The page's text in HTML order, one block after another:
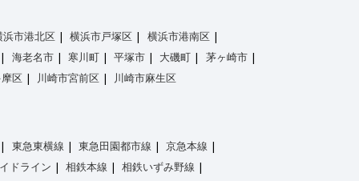
浜市港北区 横浜市戸塚区
横浜市港南区
海老名市 寒川町 平塚市 大磯町
茅ヶ崎市
区 川崎市宮前区 川崎市麻生区
東急東横線 東急田園都市線
京急本線
ドライン 相鉄本線
相鉄いずみ野線